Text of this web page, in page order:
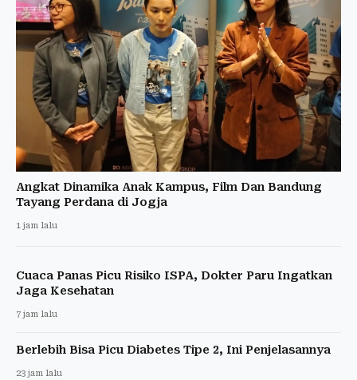
Angkat Dinamika Anak Kampus, Film Dan Bandung
Tayang Perdana di Jogja
1 jam lalu
Cuaca Panas Picu Risiko ISPA, Dokter Paru Ingatkan
Jaga Kesehatan
7 jam lalu
Berlebih Bisa Picu Diabetes Tipe 2, Ini Penjelasannya
23 jam lalu